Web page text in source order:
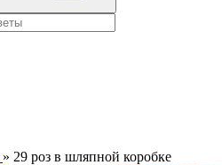
» 29 роз в шляпной коробке